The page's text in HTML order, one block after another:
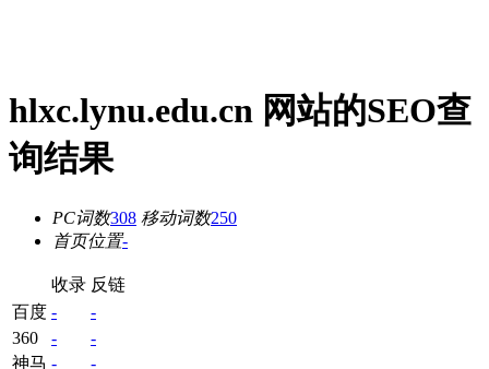
hlxc.lynu.edu.cn 网站的SEO查
询结果
PC词数308 移动词数250
首页位置-
收录 反链
百度 -
-
360
-
-
神马 -
-